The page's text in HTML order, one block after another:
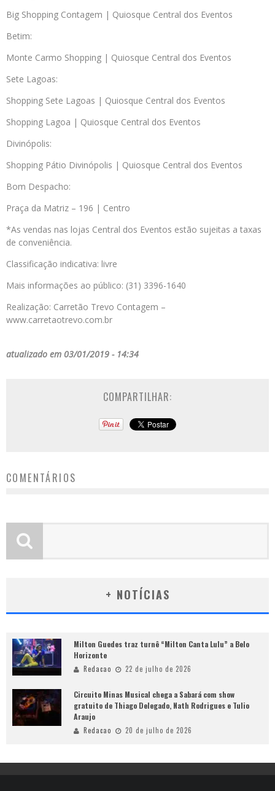
Big Shopping Contagem | Quiosque Central dos Eventos
Betim:
Monte Carmo Shopping | Quiosque Central dos Eventos
Sete Lagoas:
Shopping Sete Lagoas | Quiosque Central dos Eventos
Shopping Lagoa | Quiosque Central dos Eventos
Divinópolis:
Shopping Pátio Divinópolis | Quiosque Central dos Eventos
Bom Despacho:
Praça da Matriz – 196 | Centro
*As vendas nas lojas Central dos Eventos estão sujeitas a taxas
de conveniência.
Classificação indicativa: livre
Mais informações ao público: (31) 3396-1640
Realização: Carretão Trevo Contagem –
www.carretaotrevo.com.br
atualizado em 03/01/2019 - 14:34
COMPARTILHAR:
COMENTÁRIOS
+ NOTÍCIAS
Milton Guedes traz turnê “Milton Canta Lulu” a Belo
Horizonte
Redacao 22 de julho de 2026
Circuito Minas Musical chega a Sabará com show
gratuito de Thiago Delegado, Nath Rodrigues e Tulio
Araujo
Redacao 20 de julho de 2026